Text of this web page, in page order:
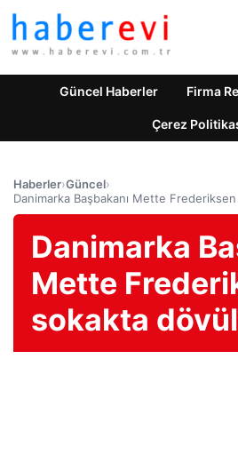
Güncel Haberler Firma
Çerez
Haberler›Güncel›
Danimarka Başbakanı Mette
Danimarka
Mette
sokakta